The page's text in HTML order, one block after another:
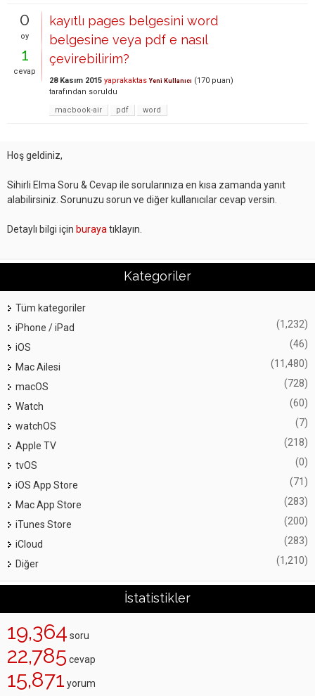
0
oy
1
cevap
kayıtlı pages belgesini word
belgesine veya pdf e nasıl
çevirebilirim?
28 Kasım 2015 yaprakaktas Yeni Kullanıcı (170 puan)
tarafından soruldu
macbook-air
pdf word
Hoş geldiniz,
Sihirli Elma Soru & Cevap ile sorularınıza en kısa zamanda yanıt
alabilirsiniz. Sorunuzu sorun ve diğer kullanıcılar cevap versin.
Detaylı bilgi için buraya tıklayın.
Kategoriler
Tüm kategoriler
iPhone / iPad
(1,232)
iOS (46)
Mac Ailesi (11,480)
macOS (728)
Watch (60)
watchOS (7)
Apple TV (218)
tvOS (0)
iOS App Store (71)
Mac App Store (283)
iTunes Store (200)
iCloud (283)
Diğer (1,210)
İstatistikler
19,364 soru
22,785 cevap
15,871 yorum